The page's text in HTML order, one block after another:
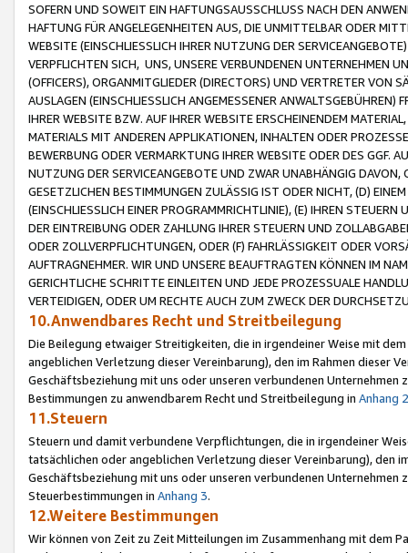
SOFERN UND SOWEIT EIN HAFTUNGSAUSSCHLUSS NACH DEN
HAFTUNG FÜR ANGELEGENHEITEN AUS, DIE UNMITTELBAR ODER
WEBSITE (EINSCHLIESSLICH IHRER NUTZUNG DER
VERPFLICHTEN SICH, UNS, UNSERE VERBUNDENEN UNTERNEHMEN
(OFFICERS), ORGANMITGLIEDER (DIRECTORS) UND VERTRETER VON
AUSLAGEN (EINSCHLIESSLICH ANGEMESSENER
IHRER WEBSITE BZW. AUF IHRER WEBSITE ERSCHEINENDEM
MATERIALS MIT ANDEREN APPLIKATIONEN, INHALTEN ODER
BEWERBUNG ODER VERMARKTUNG IHRER WEBSITE ODER DES GGF.
NUTZUNG DER SERVICEANGEBOTE UND ZWAR UNABHÄNGIG
GESETZLICHEN BESTIMMUNGEN ZULÄSSIG IST ODER NICHT, (D)
(EINSCHLIESSLICH EINER PROGRAMMRICHTLINIE), (E) IHREN
DER EINTREIBUNG ODER ZAHLUNG IHRER STEUERN UND
ODER ZOLLVERPFLICHTUNGEN, ODER (F) FAHRLÄSSIGKEIT ODER
AUFTRAGNEHMER. WIR UND UNSERE BEAUFTRAGTEN KÖNNEN IM
GERICHTLICHE SCHRITTE EINLEITEN UND JEDE PROZESSUALE
VERTEIDIGEN, ODER UM RECHTE AUCH ZUM ZWECK DER
10.Anwendbares Recht und Streitbeilegung
Die Beilegung etwaiger Streitigkeiten, die in irgendeiner Weise mit
angeblichen Verletzung dieser Vereinbarung), den im Rahmen dieser
Geschäftsbeziehung mit uns oder unseren verbundenen
Bestimmungen zu anwendbarem Recht und Streitbeilegung in Anhang 2
11.Steuern
Steuern und damit verbundene Verpflichtungen, die in irgendeiner
tatsächlichen oder angeblichen Verletzung dieser Vereinbarung), den
Geschäftsbeziehung mit uns oder unseren verbundenen
Steuerbestimmungen in Anhang 3.
12.Weitere Bestimmungen
Wir können von Zeit zu Zeit Mitteilungen im Zusammenhang mit dem